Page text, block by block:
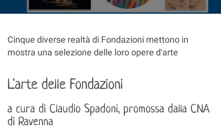
Cinque diverse realtà di Fondazioni mettono in
mostra una selezione delle loro opere d'arte
L'arte delle Fondazioni
a cura di Claudio Spadoni, promossa dalla CNA
di Ravenna